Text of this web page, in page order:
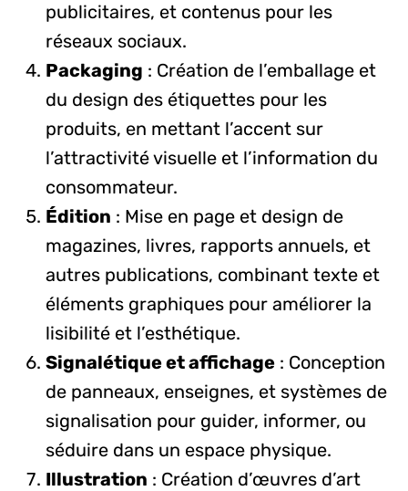
publicitaires, et contenus pour les
réseaux sociaux.
Packaging : Création de l’emballage et
du design des étiquettes pour les
produits, en mettant l’accent sur
l’attractivité visuelle et l’information du
consommateur.
Édition : Mise en page et design de
magazines, livres, rapports annuels, et
autres publications, combinant texte et
éléments graphiques pour améliorer la
lisibilité et l’esthétique.
Signalétique et affichage : Conception
de panneaux, enseignes, et systèmes de
signalisation pour guider, informer, ou
séduire dans un espace physique.
Illustration : Création d’œuvres d’art